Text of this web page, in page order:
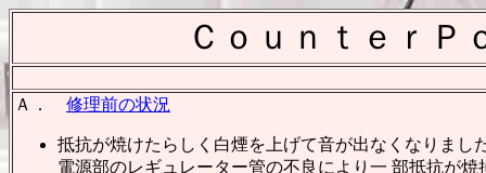
Ｃｏｕｎｔｅｒ
Ａ． 修理前の状況
抵抗が焼けたらしく白煙を上げて音が出なくなりまし
電源部のレギュレーター管の不良により一 部抵抗が焼